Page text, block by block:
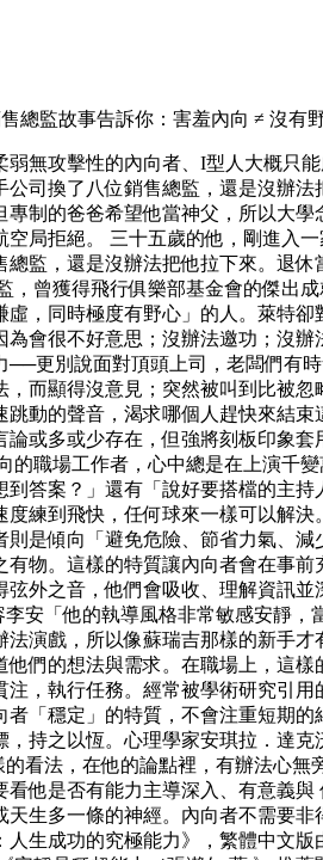
總監故事告訴你：害羞內向 ≠ 沒有
弱無攻擊性的內向者、I型人大概只
司換了八位銷售總監，還是沒辦
制的爸爸希望他當神父，所以大
局拒絕。 三十五歲的他，剛進入
監，還是沒辦法把他拉下來。退
，曾獲得飛行俱樂部基金會的傑
，同時極度有野心」的人。萊特
會很不好意思；沒辦法邀功；沒
更別說面對頂頭上司，老闆們有
而顯得沒意見；突然被叫到比被
動的聲音，渴求哪個人趕快來結
論或多或少存在，但強將刻板印象
的職場工作者，心中總是在上演千
答案？」還有「說好要搭檔的主
練到飛快，任何球來一樣可以解
是傾向「避免危險、節省力氣、
物。這樣的特質讓內向者會在事
外之音，他們會吸收、理解資訊
安「他的執導風格非常敏感安靜
演戲，所以像蘇瑞吉那樣的新手
們的想法與需求。在職場上，這
，執行任務。經常被學術研究引
「穩定」的特質，不會注重短期
持之以恆。心理學家安琪拉．達
的看法，在他的論點裡，有辦法心
他是否有能力主導深入、有意義
生多一條的神經。內向者不需要
生成功的究極能力》，繁體中文